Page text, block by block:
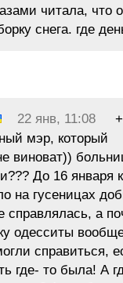
читала, что
снега. где
22 янв, 11:08
мэр, который
виноват))
До 16 января
на гусеницах
справлялась, а
одесситы
справиться,
где- то была! А